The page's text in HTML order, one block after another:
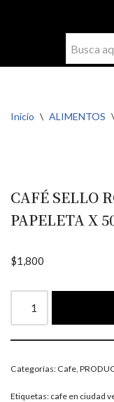
Inicio \ ALIMENTOS \
CAFÉ SELLO
PAPELETA X
$1,800
Categorías: Cafe,
Etiquetas: cafe en ciudad
WhatsApp